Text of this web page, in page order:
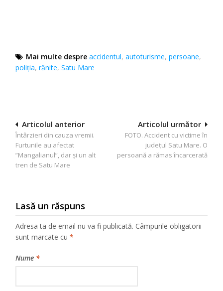
Mai multe despre accidentul,autoturisme,persoane,
poliţia,rănite,Satu Mare
Navigare
în
articole
Articolul următor
FOTO. Accident cu victime în
județul Satu Mare. O
persoană a rămas încarcerată
Articolul anterior
Întârzieri din cauza vremii.
Furtunile au afectat
”Mangalianul”, dar și un alt
tren de Satu Mare
Lasă un răspuns
Adresa ta de email nu va fi publicată. Câmpurile obligatorii
sunt marcate cu*
Nume *